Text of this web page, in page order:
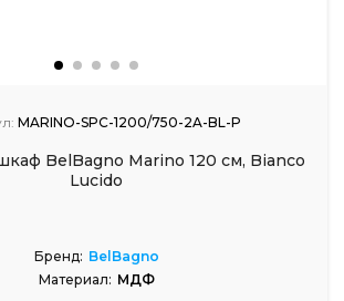
MARINO-SPC-1200/750-2A-BL-P
BelBagno Marino 120 см, Bianco
Lucido
Бренд: BelBagno
Материал: МДФ